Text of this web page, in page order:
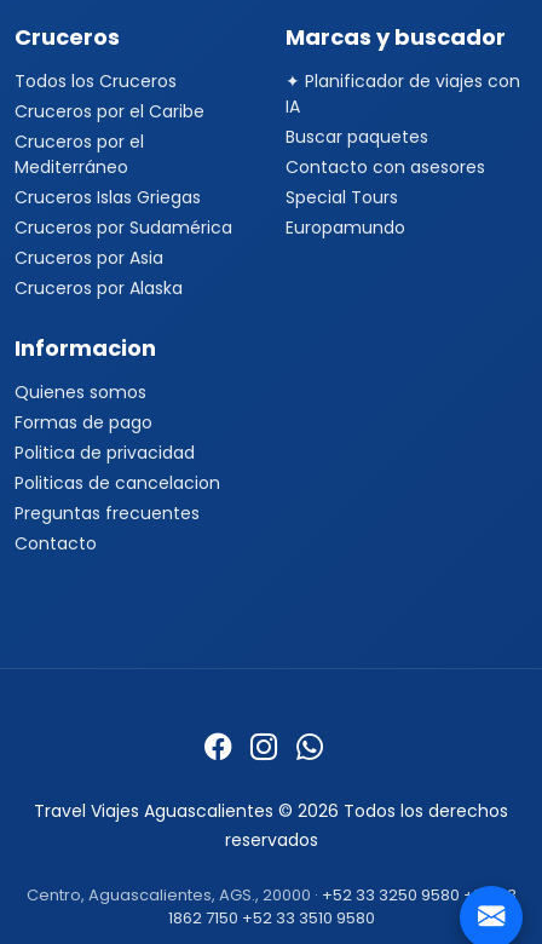
Cruceros
Todos los Cruceros
Cruceros por el Caribe
Cruceros por el
Mediterráneo
Cruceros Islas Griegas
Cruceros por Sudamérica
Cruceros por Asia
Cruceros por Alaska
Marcas y buscador
✦ Planificador de viajes con
IA
Buscar paquetes
Contacto con asesores
Special Tours
Europamundo
Informacion
Quienes somos
Formas de pago
Politica de privacidad
Politicas de cancelacion
Preguntas frecuentes
Contacto
Travel Viajes Aguascalientes © 2026 Todos los derechos
reservados
Centro, Aguascalientes, AGS., 20000 · +52 33 3250 9580 +52 33
1862 7150 +52 33 3510 9580